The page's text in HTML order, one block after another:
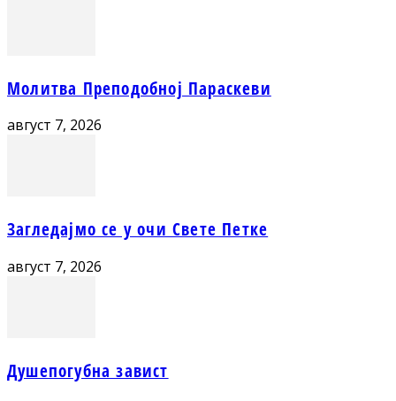
Молитва Преподобној Параскеви
август 7, 2026
Загледајмо се у очи Свете Петке
август 7, 2026
Душепогубна завист